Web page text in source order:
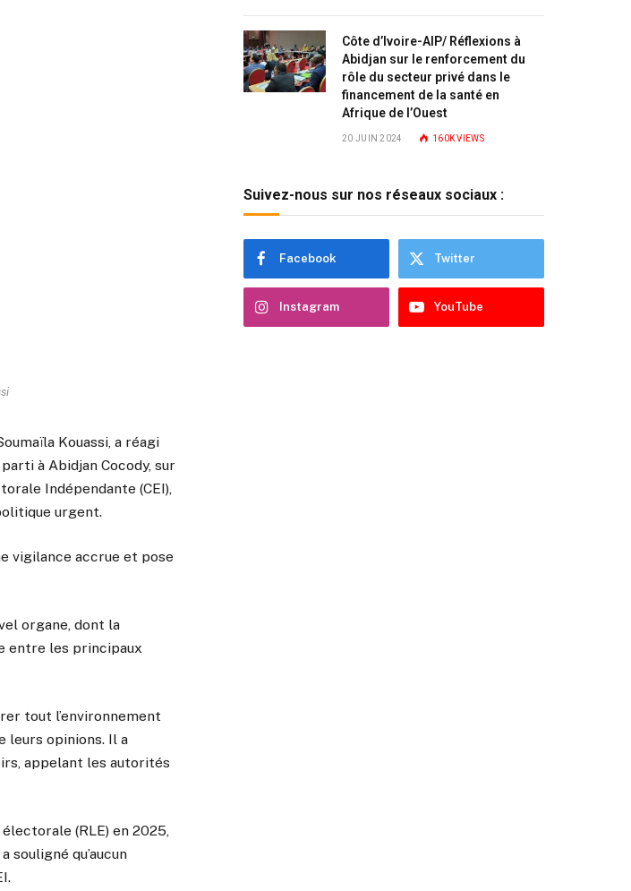
Kouassi, a réagi
à Abidjan Cocody, sur
Indépendante (CEI),
urgent.
vigilance accrue et pose
organe, dont la
entre les principaux
tout l’environnement
leurs opinions. Il a
appelant les autorités
(RLE) en 2025,
qu’aucun
Côte d’Ivoire-AIP/ Réflexions à
Abidjan sur le renforcement du
rôle du secteur privé dans le
financement de la santé en
Afrique de l’Ouest
20 JUIN 2024 160KVIEWS
Suivez-nous sur nos réseaux sociaux :
Facebook Twitter
Instagram YouTube